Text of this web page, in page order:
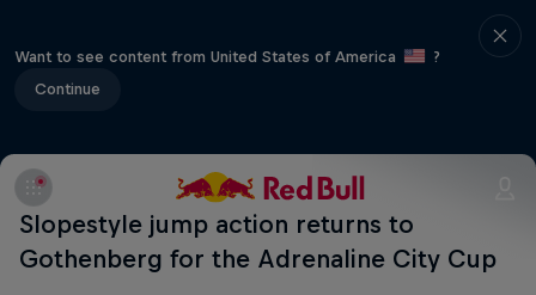
Want to see content from United States of America
?
Continue
Slopestyle jump action returns to
Gothenberg for the Adrenaline City Cup